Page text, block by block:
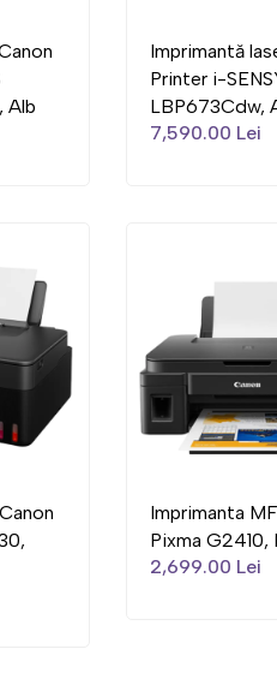
Alb
Imprimantă
Printer i-
LBP673Cdw,
7,590.00 Lei
Imprimanta
Pixma G2410,
2,699.00 Lei